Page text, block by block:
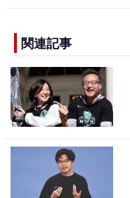
e
b
o
o
k
関連記事